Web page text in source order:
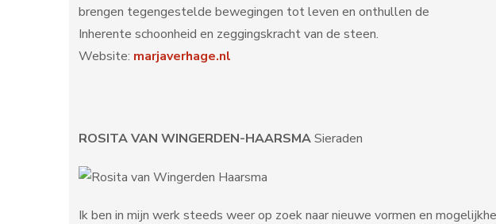
brengen tegengestelde bewegingen tot leven en onthullen de
Inherente schoonheid en zeggingskracht van de steen.
Website: marjaverhage.nl
ROSITA VAN WINGERDEN-HAARSMASieraden
Ik ben in mijn werk steeds weer op zoek naar nieuwe vormen en